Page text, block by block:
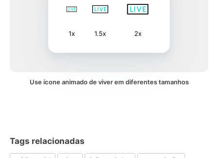
1x 1.5x 2x
Use ícone animado de viver em diferentes tamanhos
Tags relacionadas